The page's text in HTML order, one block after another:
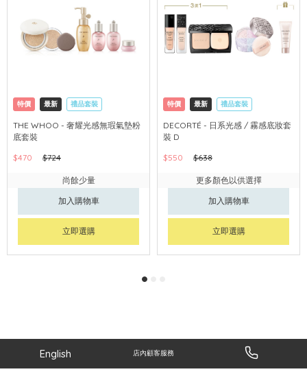
特價 最新 禮品套裝
網購店取 可中國內地配送
THE WHOO - 奢耀光感無瑕氣墊粉
底套裝
$470
$724
尚餘少量
加入購物車
立即選購
特價 最新 禮品套裝
網購店取 可中國內地配送
DECORTÉ - 日系光感 / 霧感底妝套
裝 D
$550
$638
更多顏色以供選擇
加入購物車
立即選購
English 店內顧客服務